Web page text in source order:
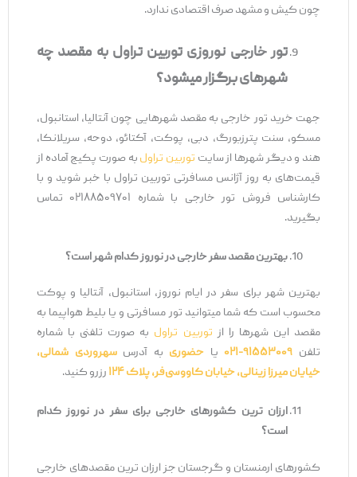
چون کیش و مشهد صرف اقتصادی ندارد.
تور خارجی نوروزی توربین تراول به مقصد چه
شهرهای برگزار می‎شود؟
جهت خرید تور خارجی به مقصد شهرهایی چون آنتالیا، استانبول،
مسکو، سنت پترزبورگ، دبی، پوکت، آکتائو، دوحه، سریلانکا،
هند و دیگر شهرها از سایتتوربین تراولبه صورت پکیج آماده از
قیمت‌های به روز آژانس مسافرتی توربین تراول با خبر شوید و با
کارشناس فروش تور خارجی با شماره ۰۲۱۸۸۵۰۹۷۰۱ تماس
بگیرید.
بهترین مقصد سفر خارجی در نوروز کدام شهر است؟
بهترین شهر برای سفر در ایام نوروز، استانبول، آنتالیا و پوکت
محسوب است که شما می‎توانید تور مسافرتی و یا بلیط هواپیما به
مقصد این شهرها را ازتوربین تراولبه صورت تلفنی با شماره
تلفن۹۱۵۵۳۰۰۹-۰۲۱ یاحضوریبه آدرسسهروردی شمالی،
خیایان میرزا زینالی، خیابان کاووسی‌فر، پلاک ۱۲۴
رزرو کنید.
ارزان ترین کشورهای خارجی برای سفر در نوروز کدام
است؟
کشورهای ارمنستان و گرجستان جز ارزان ترین مقصدهای خارجی